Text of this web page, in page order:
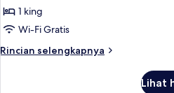
Standar,
1
tidur,
1 king
Wi-Fi Gratis
Rincian selengkapnya
Rincian
Lihat